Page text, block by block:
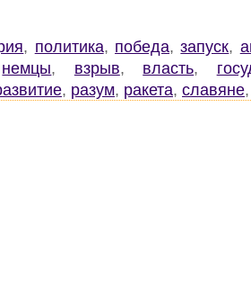
, политика, победа,запуск,
немцы, взрыв, власть,
, разум, ракета, славяне